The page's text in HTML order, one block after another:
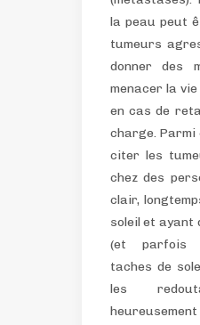
la peau peut
tumeurs
donner des
menacer la
en cas de
charge.
citer les
chez des
clair,
soleil et ayant
(et parfois
taches de
les